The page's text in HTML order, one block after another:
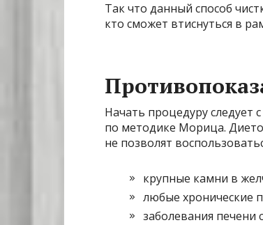
Так что данный способ
кто сможет втиснуться в
Начать процедуру следует
по методике Морица.
не позволят
крупные камни в
любые хронические
заболевания печени